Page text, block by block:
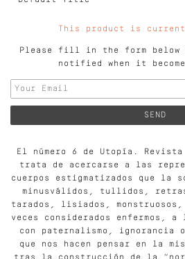
This product is
Please fill in the form
notified when it
El número 6 de Utopía.
trata de acercarse a las
cuerpos estigmatizados que la
minusválidos, tullidos,
tarados, lisiados,
veces considerados enfermos,
con paternalismo, ignorancia
que nos hacen pensar en la